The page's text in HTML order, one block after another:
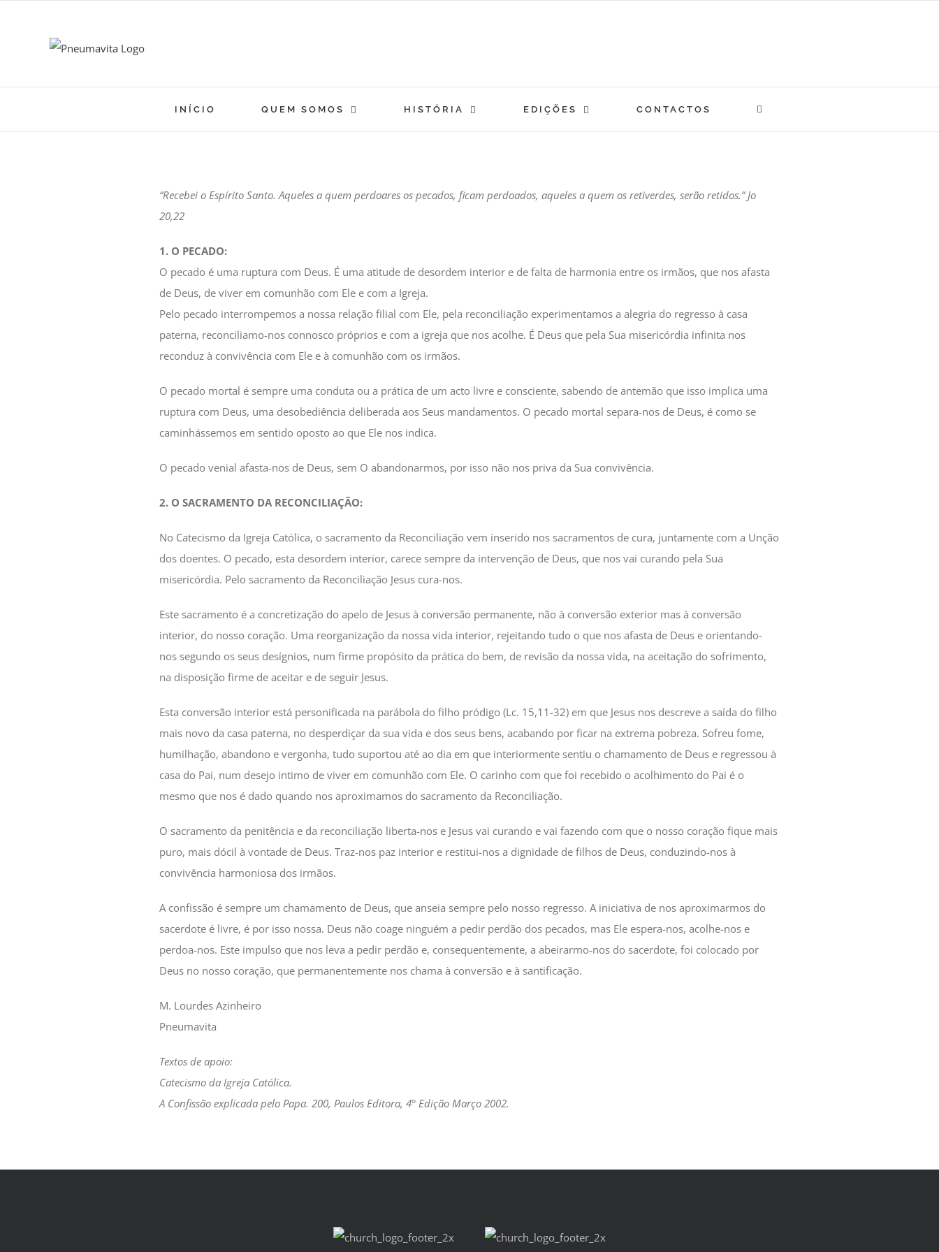
INÍCIO QUEM SOMOS HISTÓRIA EDIÇÕES CONTACTOS
“Recebei o Espírito Santo. Aqueles a quem perdoares os pecados, ficam perdoados, aqueles a quem os retiverdes, serão retidos.” Jo
20,22
1. O PECADO:
O pecado é uma ruptura com Deus. É uma atitude de desordem interior e de falta de harmonia entre os irmãos, que nos afasta
de Deus, de viver em comunhão com Ele e com a Igreja.
Pelo pecado interrompemos a nossa relação filial com Ele, pela reconciliação experimentamos a alegria do regresso à casa
paterna, reconciliamo-nos connosco próprios e com a igreja que nos acolhe. É Deus que pela Sua misericórdia infinita nos
reconduz à convivência com Ele e à comunhão com os irmãos.
O pecado mortal é sempre uma conduta ou a prática de um acto livre e consciente, sabendo de antemão que isso implica uma
ruptura com Deus, uma desobediência deliberada aos Seus mandamentos. O pecado mortal separa-nos de Deus, é como se
caminhássemos em sentido oposto ao que Ele nos indica.
O pecado venial afasta-nos de Deus, sem O abandonarmos, por isso não nos priva da Sua convivência.
2. O SACRAMENTO DA RECONCILIAÇÃO:
No Catecismo da Igreja Católica, o sacramento da Reconciliação vem inserido nos sacramentos de cura, juntamente com a Unção
dos doentes. O pecado, esta desordem interior, carece sempre da intervenção de Deus, que nos vai curando pela Sua
misericórdia. Pelo sacramento da Reconciliação Jesus cura-nos.
Este sacramento é a concretização do apelo de Jesus à conversão permanente, não à conversão exterior mas à conversão
interior, do nosso coração. Uma reorganização da nossa vida interior, rejeitando tudo o que nos afasta de Deus e orientando-
nos segundo os seus desígnios, num firme propósito da prática do bem, de revisão da nossa vida, na aceitação do sofrimento,
na disposição firme de aceitar e de seguir Jesus.
Esta conversão interior está personificada na parábola do filho pródigo (Lc. 15,11-32) em que Jesus nos descreve a saída do filho
mais novo da casa paterna, no desperdiçar da sua vida e dos seus bens, acabando por ficar na extrema pobreza. Sofreu fome,
humilhação, abandono e vergonha, tudo suportou até ao dia em que interiormente sentiu o chamamento de Deus e regressou à
casa do Pai, num desejo intimo de viver em comunhão com Ele. O carinho com que foi recebido o acolhimento do Pai é o
mesmo que nos é dado quando nos aproximamos do sacramento da Reconciliação.
O sacramento da penitência e da reconciliação liberta-nos e Jesus vai curando e vai fazendo com que o nosso coração fique mais
puro, mais dócil à vontade de Deus. Traz-nos paz interior e restitui-nos a dignidade de filhos de Deus, conduzindo-nos à
convivência harmoniosa dos irmãos.
A confissão é sempre um chamamento de Deus, que anseia sempre pelo nosso regresso. A iniciativa de nos aproximarmos do
sacerdote é livre, é por isso nossa. Deus não coage ninguém a pedir perdão dos pecados, mas Ele espera-nos, acolhe-nos e
perdoa-nos. Este impulso que nos leva a pedir perdão e, consequentemente, a abeirarmo-nos do sacerdote, foi colocado por
Deus no nosso coração, que permanentemente nos chama à conversão e à santificação.
M. Lourdes Azinheiro
Pneumavita
Textos de apoio:
Catecismo da Igreja Católica.
A Confissão explicada pelo Papa. 200, Paulos Editora, 4° Edição Março 2002.